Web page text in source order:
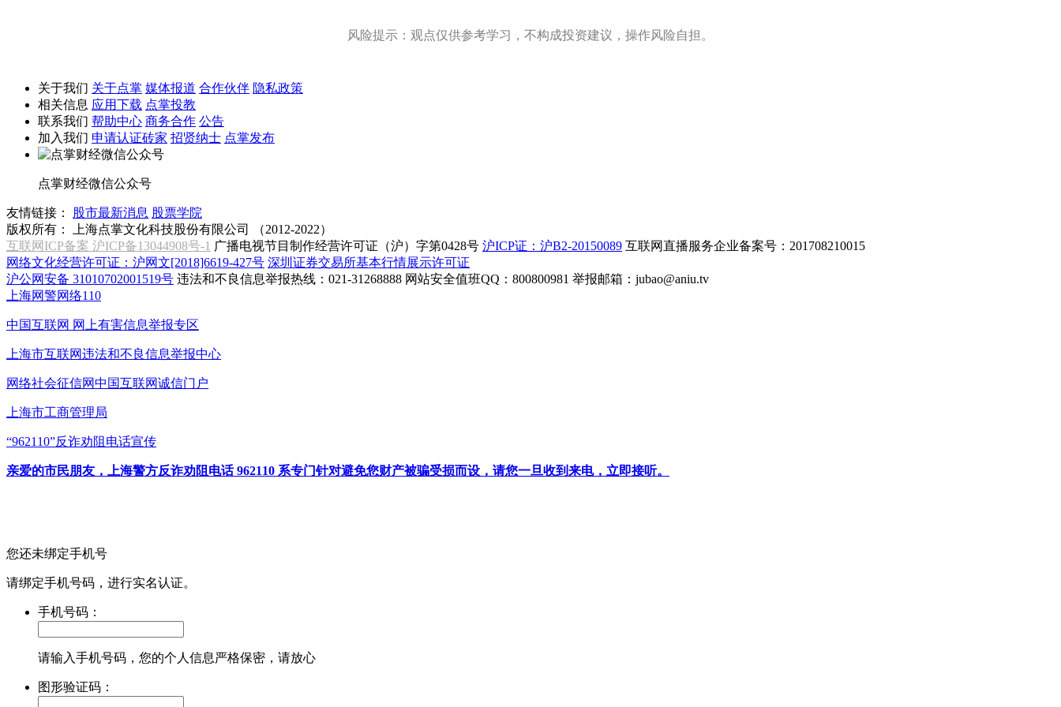
风险提示：观点仅供参考学习，不构成投资建议，操作风险自担。
关于我们 关于点掌 媒体报道 合作伙伴 隐私政策
相关信息 应用下载 点掌投教
联系我们 帮助中心 商务合作 公告
加入我们 申请认证砖家 招贤纳士 点掌发布
点掌财经微信公众号
友情链接： 股市最新消息 股票学院
版权所有：
上海点掌文化科技股份有限公司 （2012-2022）
互联网ICP备案 沪ICP备13044908号-1 广播电视节目制作经营许可证（沪）字第0428号 沪ICP证：沪B2-20150089 互联网直播服务企业备案号：201708210015
网络文化经营许可证：沪网文[2018]6619-427号 深圳证券交易所基本行情展示许可证
沪公网安备 31010702001519号 违法和不良信息举报热线：021-31268888 网站安全值班QQ：800800981 举报邮箱： jubao@aniu.tv
上海网警网络110
中国互联网 网上有害信息举报专区
上海市互联网违法和不良信息举报中心
网络社会征信网中国互联网诚信门户
上海市工商管理局
“962110”反诈劝阻电话宣传
亲爱的市民朋友，上海警方反诈劝阻电话 962110 系专门针对避免您财产被骗受损而设，请您一旦收到来电，立即接听。
您还未绑定手机号
请绑定手机号码，进行实名认证。
手机号码：
请输入手机号码，您的个人信息严格保密，请放心
图形验证码：